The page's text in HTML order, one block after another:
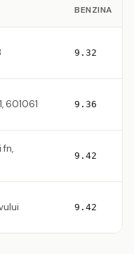
BENZINA
9.32
601061 9.36
fn,
9.42
9.42